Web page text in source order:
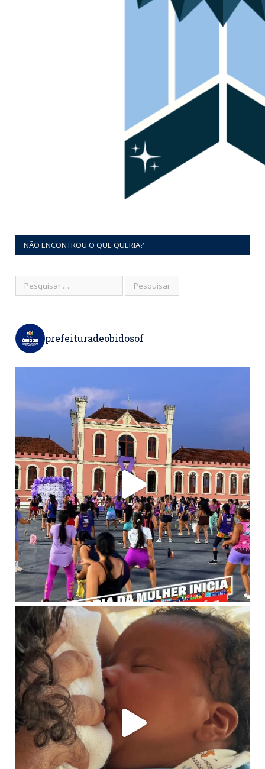
NÃO ENCONTROU O QUE QUERIA?
prefeituradeobidosof